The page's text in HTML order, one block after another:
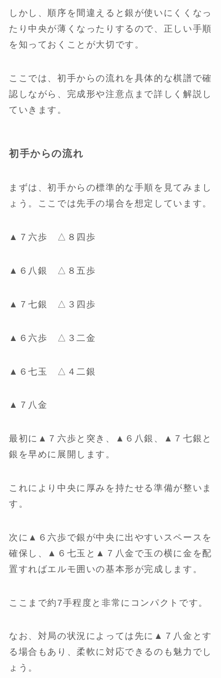
しかし、順序を間違えると銀が使いにくくなっ
たり中央が薄くなったりするので、正しい手順
を知っておくことが大切です。
ここでは、初手からの流れを具体的な棋譜で確
認しながら、完成形や注意点まで詳しく解説し
ていきます。
初手からの流れ
まずは、初手からの標準的な手順を見てみまし
ょう。ここでは先手の場合を想定しています。
▲７六歩 △８四歩
▲６八銀 △８五歩
▲７七銀 △３四歩
▲６六歩 △３二金
▲６七玉 △４二銀
▲７八金
最初に▲７六歩と突き、▲６八銀、▲７七銀と
銀を早めに展開します。
これにより中央に厚みを持たせる準備が整いま
す。
次に▲６六歩で銀が中央に出やすいスペースを
確保し、▲６七玉と▲７八金で玉の横に金を配
置すればエルモ囲いの基本形が完成します。
ここまで約7手程度と非常にコンパクトです。
なお、対局の状況によっては先に▲７八金とす
る場合もあり、柔軟に対応できるのも魅力でし
ょう。